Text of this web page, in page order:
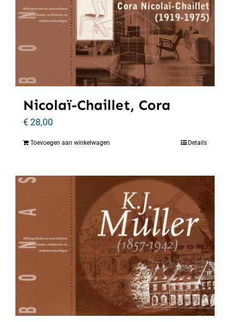
Nicolaï-Chaillet, Cora
€28,00
Toevoegen aan winkelwagen Details